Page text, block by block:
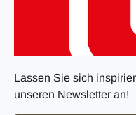
Lassen Sie sich
unseren Newsletter an!